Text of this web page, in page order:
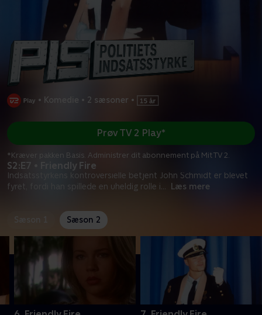
• Komedie • 2 sæsoner •
S2:E7 • Friendly Fire
Indsatsstyrkens kontroversielle betjent John Schmidt er blevet
fyret, fordi han spillede en uheldig rolle i... Læs mere
Prøv TV 2 Play*
*Kræver pakken Basis. Administrer dit abonnement på Mit TV 2.
Sæson 1 Sæson 2